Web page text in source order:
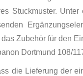
Stuckmuster.
Zubehör für den
Dortmund 108/
die Lieferung der